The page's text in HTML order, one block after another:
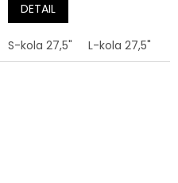
L-kola 29" XL-kola 29"
DETAIL
S-kola 27,5" L-kola 27,5"